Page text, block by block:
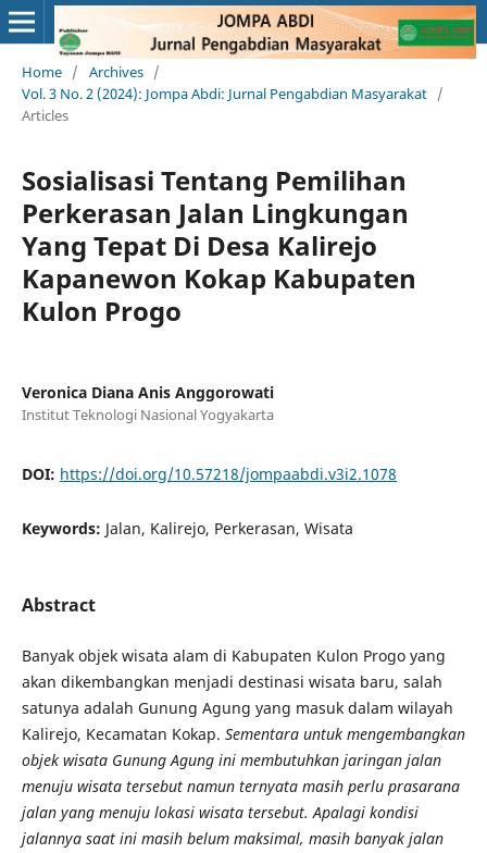
Home / Archives /
Vol. 3 No. 2 (2024): Jompa Abdi: Jurnal Pengabdian Masyarakat /
Articles
Sosialisasi Tentang Pemilihan
Perkerasan Jalan Lingkungan
Yang Tepat Di Desa Kalirejo
Kapanewon Kokap Kabupaten
Kulon Progo
Veronica Diana Anis Anggorowati
Institut Teknologi Nasional Yogyakarta
DOI: https://doi.org/10.57218/jompaabdi.v3i2.1078
Keywords: Jalan, Kalirejo, Perkerasan, Wisata
Abstract
Banyak objek wisata alam di Kabupaten Kulon Progo yang
akan dikembangkan menjadi destinasi wisata baru, salah
satunya adalah Gunung Agung yang masuk dalam wilayah
Kalirejo, Kecamatan Kokap. Sementara untuk mengembangkan
objek wisata Gunung Agung ini membutuhkan jaringan jalan
menuju wisata tersebut namun ternyata masih perlu prasarana
jalan yang menuju lokasi wisata tersebut. Apalagi kondisi
jalannya saat ini masih belum maksimal, masih banyak jalan